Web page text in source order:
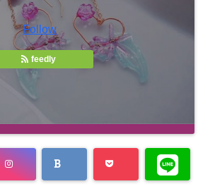
Follow
feedly